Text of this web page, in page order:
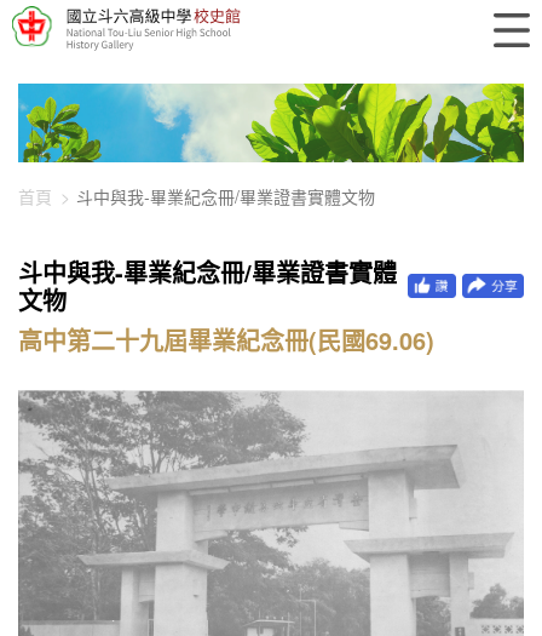
448-12984
首頁 斗中與我-畢業紀念冊/畢業證書實體文物
斗中與我-畢業紀念冊/畢業證書實體
文物
高中第二十九屆畢業紀念冊(民國69.06)